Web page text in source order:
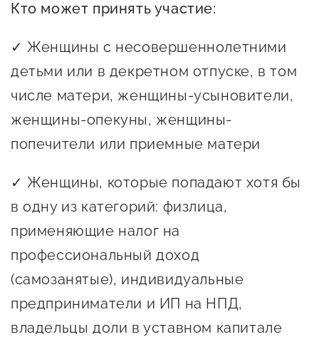
Финансовая поддержка
Меры поддержки в условиях
внешнего санкционного
давления
Центр информационно-
консультационного
О центре
Поддержка центра
Онлайн-витрина
Центр образовательных
программ и молодежного
предпринимательства
Кто может принять участие:
✓ Женщины с несовершеннолетними
детьми или в декретном отпуске, в том
числе матери, женщины-усыновители,
женщины-опекуны, женщины-
попечители или приемные матери
✓ Женщины, которые попадают хотя бы
в одну из категорий: физлица,
применяющие налог на
профессиональный доход
(самозанятые), индивидуальные
предприниматели и ИП на НПД,
владельцы доли в уставном капитале